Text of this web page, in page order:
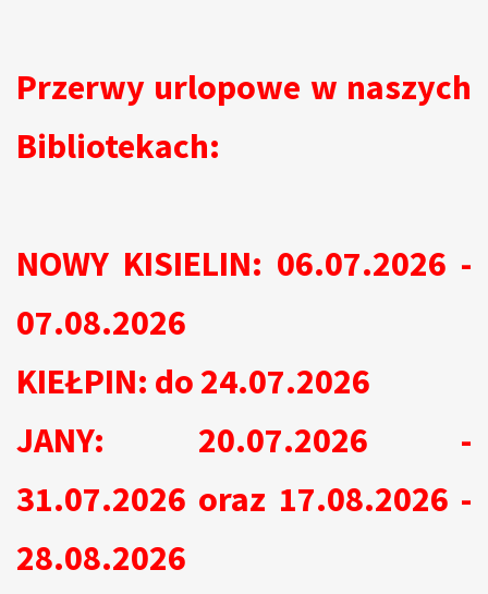
Przerwy urlopowe w naszych
Bibliotekach:
NOWY KISIELIN: 06.07.2026 -
07.08.2026
KIEŁPIN: do 24.07.2026
JANY: 20.07.2026 -
31.07.2026 oraz 17.08.2026 -
28.08.2026